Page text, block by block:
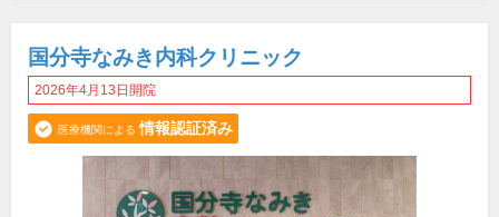
国分寺なみき内科クリニック
2026年4月13日開院
医療機関による 情報認証済み